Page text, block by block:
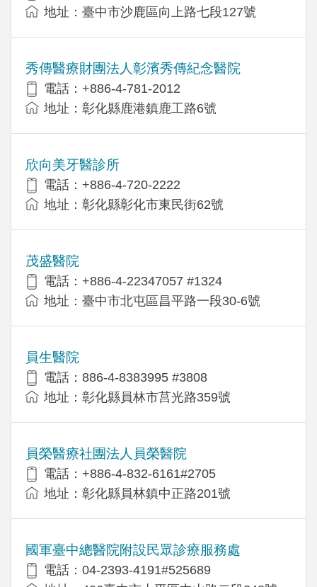
地址：臺中市沙鹿區向上路七段127號
秀傳醫療財團法人彰濱秀傳紀念醫院
電話：+886-4-781-2012
地址：彰化縣鹿港鎮鹿工路6號
欣向美牙醫診所
電話：+886-4-720-2222
地址：彰化縣彰化市東民街62號
茂盛醫院
電話：+886-4-22347057 #1324
地址：臺中市北屯區昌平路一段30-6號
員生醫院
電話：886-4-8383995 #3808
地址：彰化縣員林市莒光路359號
員榮醫療社團法人員榮醫院
電話：+886-4-832-6161#2705
地址：彰化縣員林鎮中正路201號
國軍臺中總醫院附設民眾診療服務處
電話：04-2393-4191#525689